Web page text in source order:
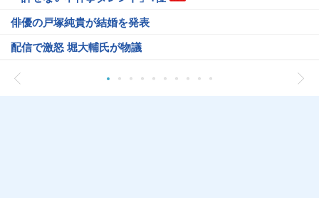
俳優の戸塚純貴が結婚を発表
配信で激怒 堀大輔氏が物議